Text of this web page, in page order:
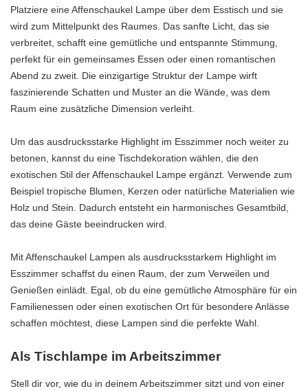
Platziere eine Affenschaukel Lampe über dem Esstisch und sie
wird zum Mittelpunkt des Raumes. Das sanfte Licht, das sie
verbreitet, schafft eine gemütliche und entspannte Stimmung,
perfekt für ein gemeinsames Essen oder einen romantischen
Abend zu zweit. Die einzigartige Struktur der Lampe wirft
faszinierende Schatten und Muster an die Wände, was dem
Raum eine zusätzliche Dimension verleiht.
Um das ausdrucksstarke Highlight im Esszimmer noch weiter zu
betonen, kannst du eine Tischdekoration wählen, die den
exotischen Stil der Affenschaukel Lampe ergänzt. Verwende zum
Beispiel tropische Blumen, Kerzen oder natürliche Materialien wie
Holz und Stein. Dadurch entsteht ein harmonisches Gesamtbild,
das deine Gäste beeindrucken wird.
Mit Affenschaukel Lampen als ausdrucksstarkem Highlight im
Esszimmer schaffst du einen Raum, der zum Verweilen und
Genießen einlädt. Egal, ob du eine gemütliche Atmosphäre für ein
Familienessen oder einen exotischen Ort für besondere Anlässe
schaffen möchtest, diese Lampen sind die perfekte Wahl.
Als Tischlampe im Arbeitszimmer
Stell dir vor, wie du in deinem Arbeitszimmer sitzt und von einer